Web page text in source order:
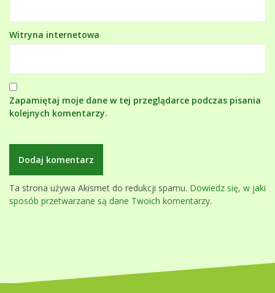
Witryna internetowa
Zapamiętaj moje dane w tej przeglądarce podczas pisania
kolejnych komentarzy.
Ta strona używa Akismet do redukcji spamu. Dowiedz się, w jaki
sposób przetwarzane są dane Twoich komentarzy.